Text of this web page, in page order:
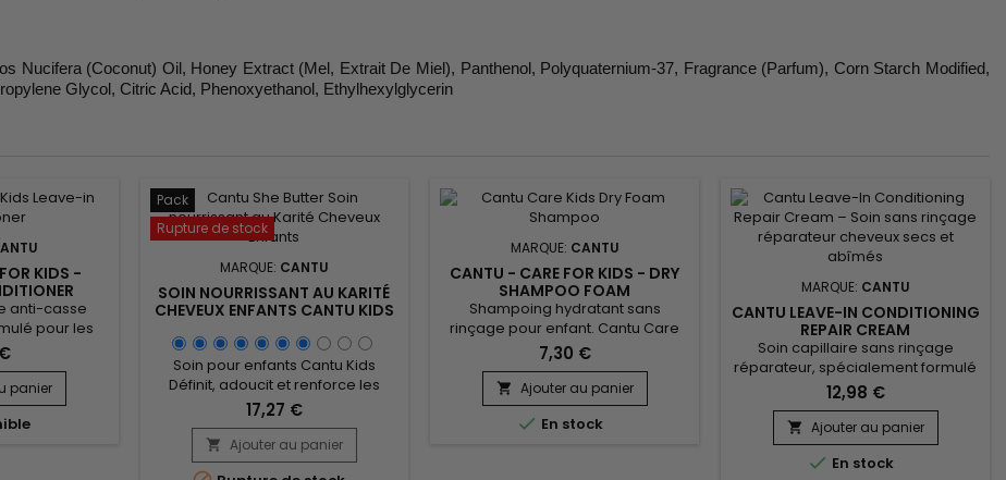
Nucifera (Coconut) Oil, Honey Extract (Mel, Extrait De Miel), Panthenol, Polyquaternium-37, Fragrance (Parfum), Corn Starch Modified,
Glycol, Citric Acid, Phenoxyethanol, Ethylhexylglycerin
KIDS -
anti-casse
pour les
beurre de
et de Miel,
Leave-in
en douceur,
panier
Pack
Rupture de stock
MARQUE: CANTU
SOIN NOURRISSANT AU KARITÉ
CHEVEUX ENFANTS CANTU KIDS
Soin pour enfants Cantu Kids
Définit, adoucit et renforce les
cheveux avec le parfait mélange
de pur beurre de Karité, d'huile de
Coco et de Miel formulée sans
ingrédients chimiques. Nourrit les
17,27 €
 Ajouter au panier
MARQUE: CANTU
CANTU - CARE FOR KIDS - DRY
SHAMPOO FOAM
Shampoing hydratant sans
rinçage pour enfant. Cantu Care
Kids Dry Foam Shampoo nettoie en
douceur, hydrate intensément,
facilite le démêlage, fortifie la fibre
capillaire, lutte contre les
pellicules, apporte douceur et
7,30 €
 Ajouter au panier
 En stock
MARQUE: CANTU
CANTU LEAVE-IN CONDITIONING
REPAIR CREAM
Soin capillaire sans rinçage
réparateur, spécialement formulé
pour nourrir, renforcer et protéger
les cheveux secs, abîmés ou
fragilisés. Enrichi en beurres et
huiles végétales, Cantu Leave-In
Conditioning Repair Cream de la
12,98 €
 Ajouter au panier
 En stock